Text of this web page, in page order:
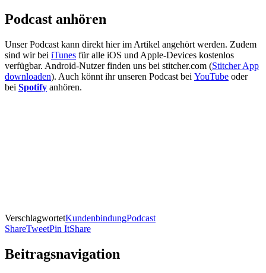
Podcast anhören
Unser Podcast kann direkt hier im Artikel angehört werden. Zudem
sind wir bei iTunes für alle iOS und Apple-Devices kostenlos
verfügbar. Android-Nutzer finden uns bei stitcher.com (Stitcher App
downloaden). Auch könnt ihr unseren Podcast bei YouTube oder
bei Spotify anhören.
VerschlagwortetKundenbindungPodcast
ShareTweetPin ItShare
Beitragsnavigation